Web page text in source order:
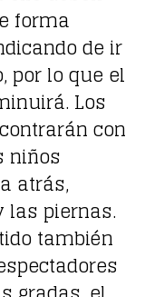
forma
de ir
por lo que el
Los
con
niños
atrás,
las piernas.
también